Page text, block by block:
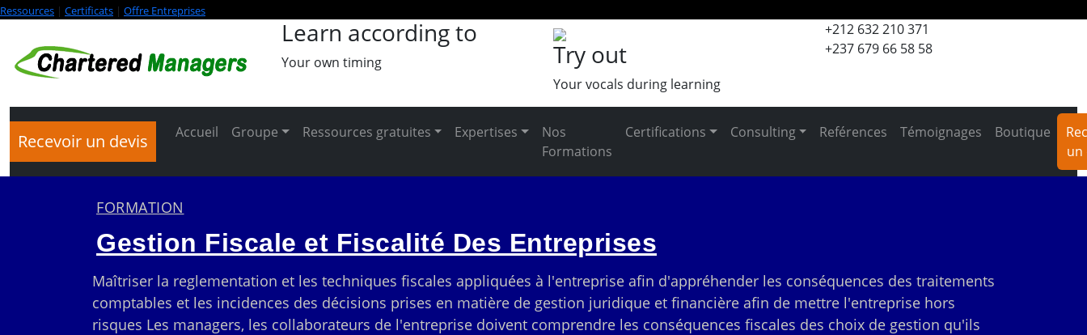
Ressources | Certificats | Offre Entreprises
Learn according to
Your own timing Try out
Your vocals during learning
+212 632 210 371
+237 679 66 58 58
Recevoir un devis Accueil Groupe Ressources gratuites Expertises
Nos
Formations
Certifications Consulting Reférences Témoignages Boutique
un
FORMATION
Gestion Fiscale et Fiscalité Des Entreprises
Maîtriser la reglementation et les techniques fiscales appliquées à l'entreprise afin d'appréhender les conséquences des traitements
comptables et les incidences des décisions prises en matière de gestion juridique et financière afin de mettre l'entreprise hors
risques Les managers, les collaborateurs de l'entreprise doivent comprendre les conséquences fiscales des choix de gestion qu'ils